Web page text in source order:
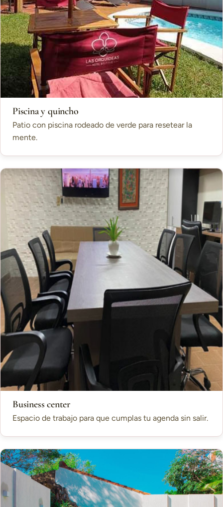
Piscina y quincho
Patio con piscina rodeado de verde para resetear la
mente.
Business center
Espacio de trabajo para que cumplas tu agenda sin salir.